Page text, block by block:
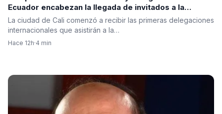
Ecuador encabezan la llegada de invitados a la
posesión presidencial
La ciudad de Cali comenzó a recibir las primeras delegaciones
internacionales que asistirán a la…
Hace 12h·4 min